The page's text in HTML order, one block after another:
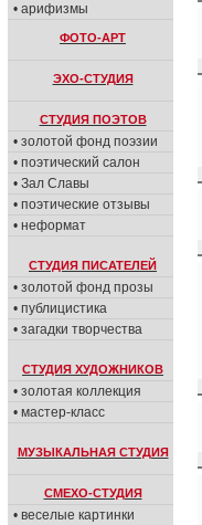
• арифизмы
ФОТО-АРТ
ЭХО-СТУДИЯ
СТУДИЯ ПОЭТОВ
• золотой фонд поэзии
• поэтический салон
• Зал Славы
• поэтические отзывы
• неформат
СТУДИЯ ПИСАТЕЛЕЙ
• золотой фонд прозы
• публицистика
• загадки творчества
СТУДИЯ ХУДОЖНИКОВ
• золотая коллекция
• мастер-класс
МУЗЫКАЛЬНАЯ СТУДИЯ
СМЕХО-СТУДИЯ
• веселые картинки